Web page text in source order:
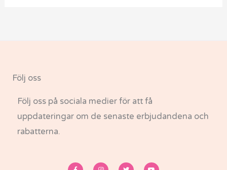
Följ oss
Följ oss på sociala medier för att få
uppdateringar om de senaste erbjudandena och
rabatterna.
a
n
w
o